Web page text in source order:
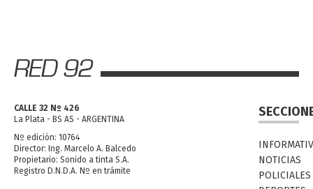
CALLE 32 Nº 426
La Plata - BS AS - ARGENTINA
Nº edición: 10764
Director: Ing. Marcelo A. Balcedo
Propietario: Sonido a tinta S.A.
Registro D.N.D.A. Nº en trámite
NOTICIAS
POLICIALES